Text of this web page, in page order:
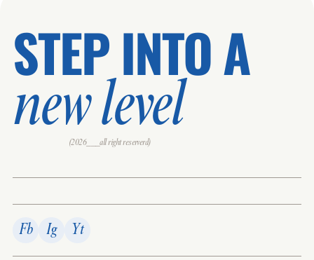
STEP INTO A
new level
(2026___all right reserverd)
Fb Ig Yt